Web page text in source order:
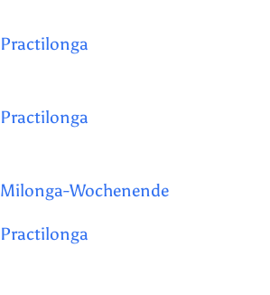
Practilonga
Practilonga
Milonga-Wochenende
Practilonga